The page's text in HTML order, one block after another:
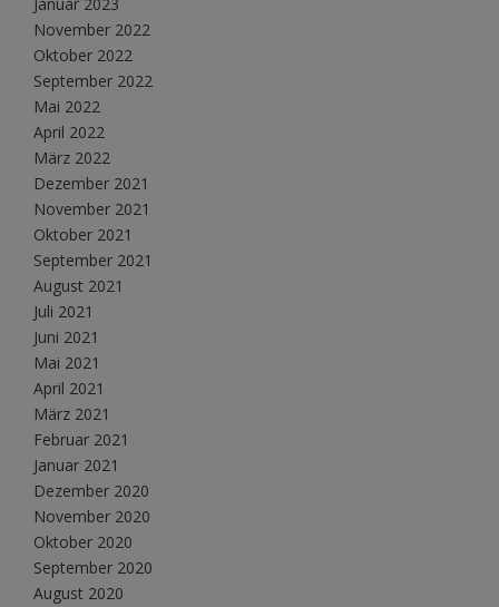
November 2022
Oktober 2022
September 2022
Mai 2022
April 2022
März 2022
Dezember 2021
November 2021
Oktober 2021
September 2021
August 2021
Juli 2021
Juni 2021
Mai 2021
April 2021
März 2021
Februar 2021
Januar 2021
Dezember 2020
November 2020
Oktober 2020
September 2020
August 2020